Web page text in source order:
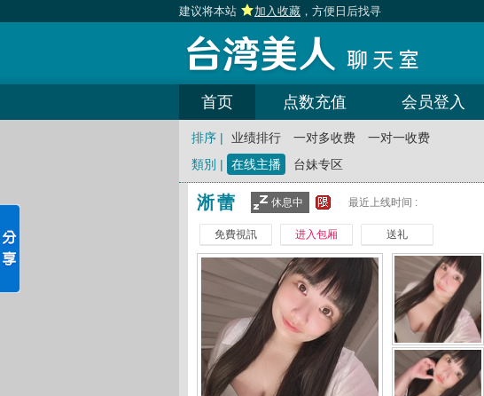
建议将本站 加入收藏 ，方便日后找寻
首页 点数充值 会员登入
排序 | 业绩排行 一对多收费 一对一收费
類別 |
在线主播 台妹专区
淅蕾 休息中 最近上线时间 :
免費視訊 进入包厢 送礼